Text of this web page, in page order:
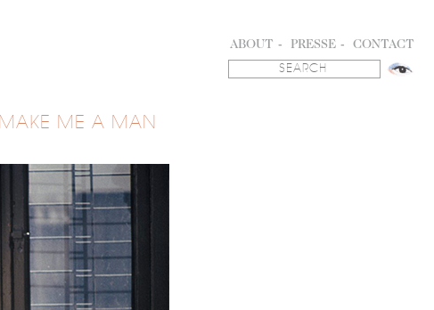
MAKE ME A MAN
ABOUT PRESSE CONTACT